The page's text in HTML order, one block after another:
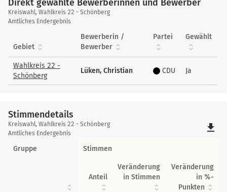
Direkt gewählte Bewerberinnen und Bewerber
Direkt
gewählte
und
Bewerber
Kreiswahl, Wahlkreis 22 - Schönberg
Amtliches Endergebnis
Gebiet
Bewerberin /
Bewerber
Partei Gewählt
Wahlkreis 22 -
Schönberg
Lüken, Christian CDU Ja
Stimmendetails
Stimmendetails
Kreiswahl, Wahlkreis 22 - Schönberg
Amtliches Endergebnis
file_download
Gruppe Stimmen
Anteil
Veränderung
in Stimmen
Veränderung
in %-
Punkten